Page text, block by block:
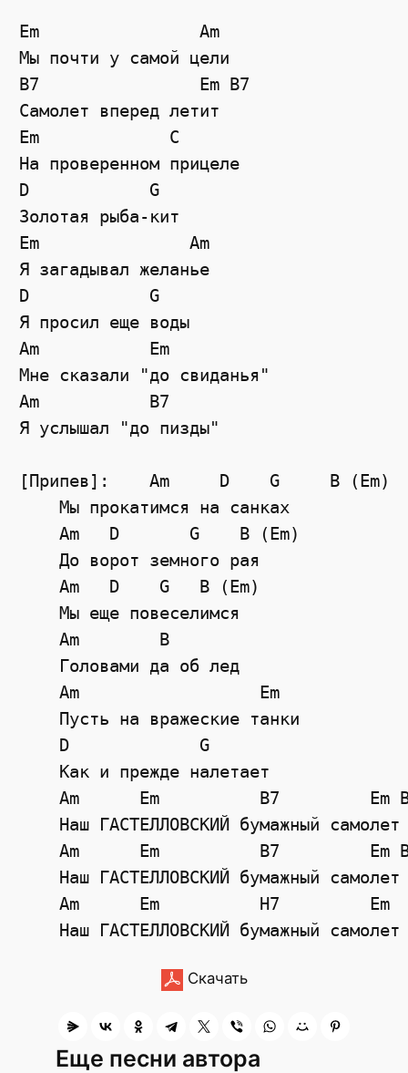
Em
Am
Мы почти у самой цели
B7
Em B7
Самолет вперед летит
Em
C
На проверенном прицеле
D
G
Золотая рыба-кит
Em
Am
Я загадывал желанье
D
G
Я просил еще воды
Am
Em
Мне сказали "до свиданья"
Am
B7
Я услышал "до пизды"
[Припев]:    Am     D    G     B (Em)
    Мы прокатимся на санках
    Am   D       G    B (Em)
    До ворот земного рая
    Am   D    G   B (Em)
    Мы еще повеселимся
Am
B
    Головами да об лед
Am
Em
    Пусть на вражеские танки
D
G
    Как и прежде налетает
Am
Em B7 Em
    Наш ГАСТЕЛЛОВСКИЙ бумажный самолет
Am
Em B7 Em
    Наш ГАСТЕЛЛОВСКИЙ бумажный самолет
    Am      Em          H7         Em
    Наш ГАСТЕЛЛОВСКИЙ бумажный самолет
Скачать
Еще песни автора